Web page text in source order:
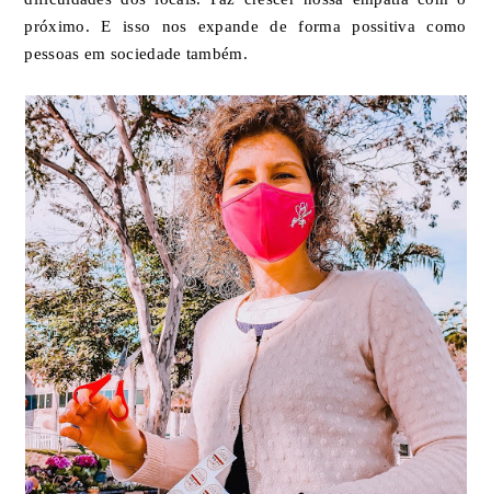
próximo. E isso nos expande de forma possitiva como
pessoas em sociedade também.